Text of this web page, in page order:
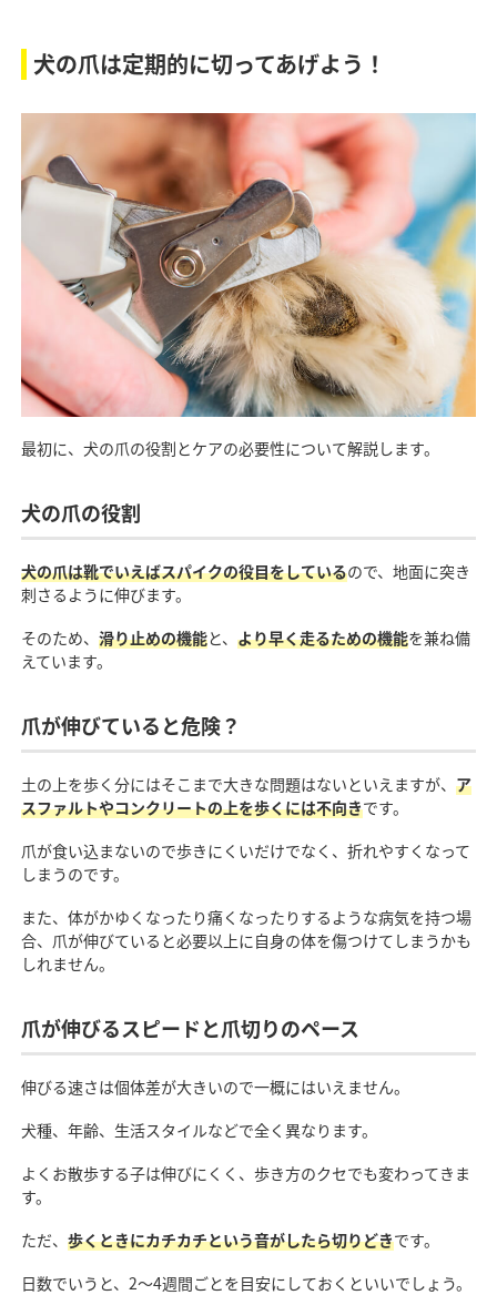
犬の爪は定期的に切ってあげよう！
最初に、犬の爪の役割とケアの必要性について解説します。
犬の爪の役割
犬の爪は靴でいえばスパイクの役目をしているので、地面に突き
刺さるように伸びます。
そのため、 滑り止めの機能と、 より早く走るための機能を兼ね備
えています。
爪が伸びていると危険？
土の上を歩く分にはそこまで大きな問題はないといえますが、 ア
スファルトやコンクリートの上を歩くには不向きです。
爪が食い込まないので歩きにくいだけでなく、折れやすくなって
しまうのです。
また、体がかゆくなったり痛くなったりするような病気を持つ場
合、爪が伸びていると必要以上に自身の体を傷つけてしまうかも
しれません。
爪が伸びるスピードと爪切りのペース
伸びる速さは個体差が大きいので一概にはいえません。
犬種、年齢、生活スタイルなどで全く異なります。
よくお散歩する子は伸びにくく、歩き方のクセでも変わってきま
す。
ただ、 歩くときにカチカチという音がしたら切りどきです。
日数でいうと、2〜4週間ごとを目安にしておくといいでしょう。